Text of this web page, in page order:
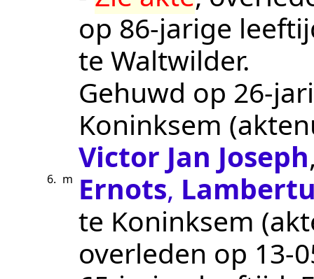
op 86-jarige
te Waltwilder.
Gehuwd op 26-
Koninksem
Victor Jan Joseph
6. m Ernots,
te Koninksem
overleden op